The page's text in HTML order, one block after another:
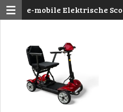
Ga
hoofdinhoud